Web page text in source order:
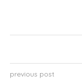
previous post